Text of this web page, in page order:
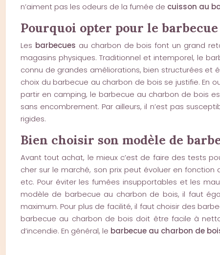
n’aiment pas les odeurs de la fumée de cuisson au
Pourquoi opter pour le
Les barbecues au charbon de bois font un grand
magasins physiques. Traditionnel et intemporel, le
connu de grandes améliorations, bien structurées et
choix du barbecue au charbon de bois se justifie. En
partir en camping, le barbecue au charbon de bois
sans encombrement. Par ailleurs, il n’est pas
rigides.
Bien choisir son modèle de
Avant tout achat, le mieux c’est de faire des tests
cher sur le marché, son prix peut évoluer en
etc. Pour éviter les fumées insupportables et les
modèle de barbecue au charbon de bois, il faut
maximum. Pour plus de facilité, il faut choisir des
barbecue au charbon de bois doit être facile à
d’incendie. En général, le barbecue au charbon de